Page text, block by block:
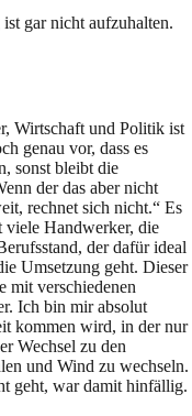
gar nicht aufzuhalten.
Wirtschaft und Politik ist
genau vor, dass es
sonst bleibt die
der das aber nicht
rechnet sich nicht.“ Es
viele Handwerker, die
der dafür ideal
Umsetzung geht. Dieser
mit verschiedenen
Ich bin mir absolut
kommen wird, in der nur
Wechsel zu den
und Wind zu wechseln.
geht, war damit hinfällig.